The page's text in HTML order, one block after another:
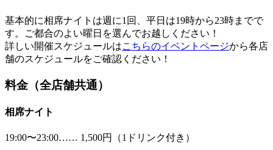
基本的に相席ナイトは週に1回、平日は19時から23時までで
す。ご都合のよい曜日を選んでお越しください！
詳しい開催スケジュールはこちらのイベントページから各店
舗のスケジュールをご確認ください！
料金（全店舗共通）
相席ナイト
19:00〜23:00…… 1,500円（1ドリンク付き）